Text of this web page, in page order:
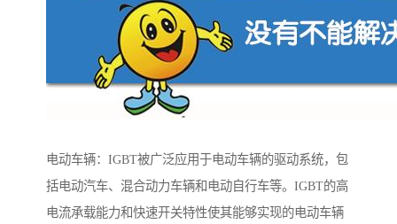
电动车辆：IGBT被广泛应用于电动车辆的驱动系统，包
括电动汽车、混合动力车辆和电动自行车等。IGBT的高
电流承载能力和快速开关特性使其能够实现的电动车辆